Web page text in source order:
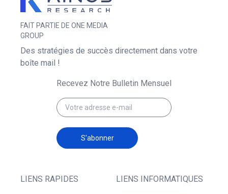
FAIT PARTIE DE ONE MEDIA
GROUP
LIENS RAPIDES LIENS INFORMATIQUES
Des stratégies de succès directement dans votre
boîte mail !
Recevez Notre Bulletin Mensuel
S'abonner